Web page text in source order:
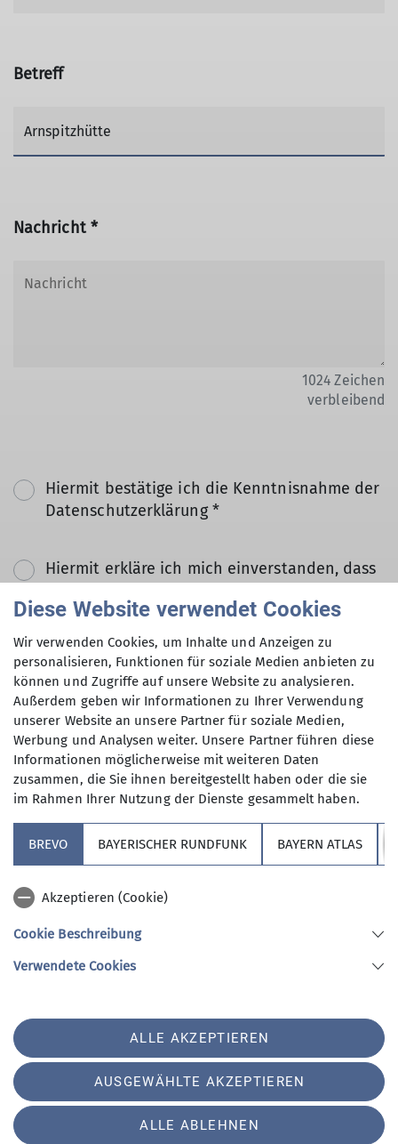
Betreff
Nachricht *
1024 Zeichen
verbleibend
Hiermit bestätige ich die Kenntnisnahme der
Datenschutzerklärung *
Hiermit erkläre ich mich einverstanden, dass
Daten elektronisch gesichert und zum Zweck
der Kontaktaufnahme verarbeitet und
genutzt werden. Mir ist bekannt, dass ich
meine Einwilligung jederzeit wiederrufen
kann. *
Mit (*) markierte Felder
sind Pflichtfelder
Absenden
Redaktion Website
Sektion Hochland des Deutschen Alpenvereins e.V.
Telefon +49894487946
Datenschutz-Einstellungen
Datenschutz
Impressum
Erklaerung zur Barrierefreiheit
Diese Website verwendet Cookies
Wir verwenden Cookies, um Inhalte und Anzeigen zu
personalisieren, Funktionen für soziale Medien anbieten zu
können und Zugriffe auf unsere Website zu analysieren.
Außerdem geben wir Informationen zu Ihrer Verwendung
unserer Website an unsere Partner für soziale Medien,
Werbung und Analysen weiter. Unsere Partner führen diese
Informationen möglicherweise mit weiteren Daten
zusammen, die Sie ihnen bereitgestellt haben oder die sie
im Rahmen Ihrer Nutzung der Dienste gesammelt haben.
BREVO BAYERISCHER RUNDFUNK BAYERN ATLAS
Akzeptieren (Cookie)
Cookie Beschreibung
Verwendete Cookies
ALLE AKZEPTIEREN
AUSGEWÄHLTE AKZEPTIEREN
ALLE ABLEHNEN